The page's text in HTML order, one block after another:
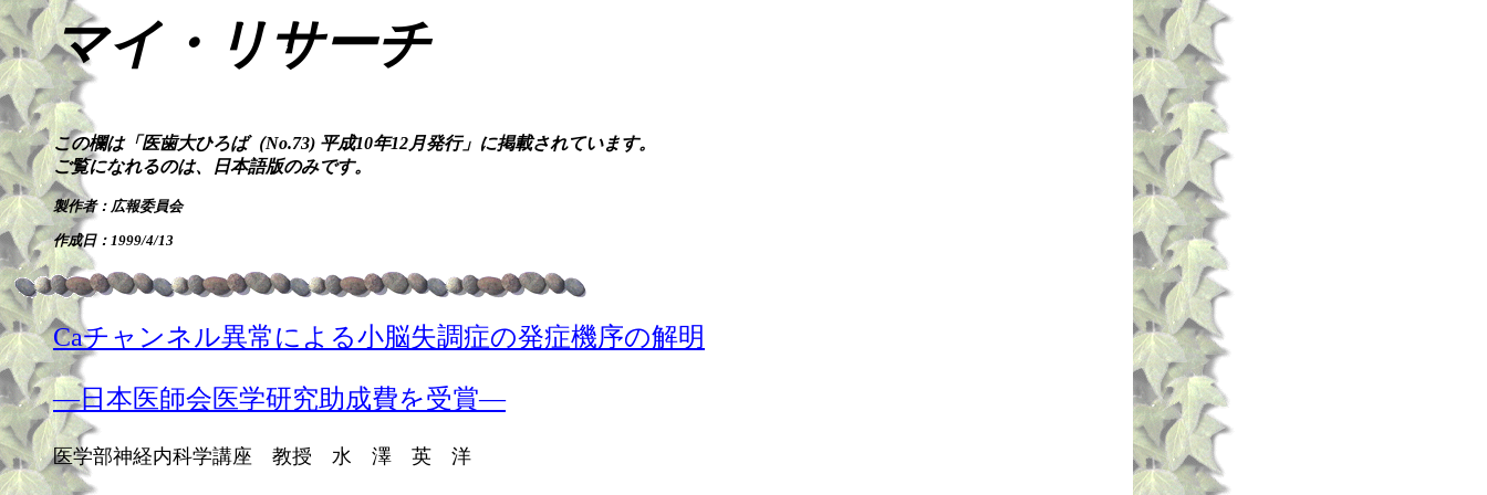
マイ・リサーチ
この欄は「医歯大ひろば（No.73) 平成10年12月発行」に掲載されています。
ご覧になれるのは、日本語版のみです。
製作者：広報委員会
作成日：1999/4/13
Caチャンネル異常による小脳失調症の発症機序の解明
―日本医師会医学研究助成費を受賞―
医学部神経内科学講座 教授 水 澤 英 洋